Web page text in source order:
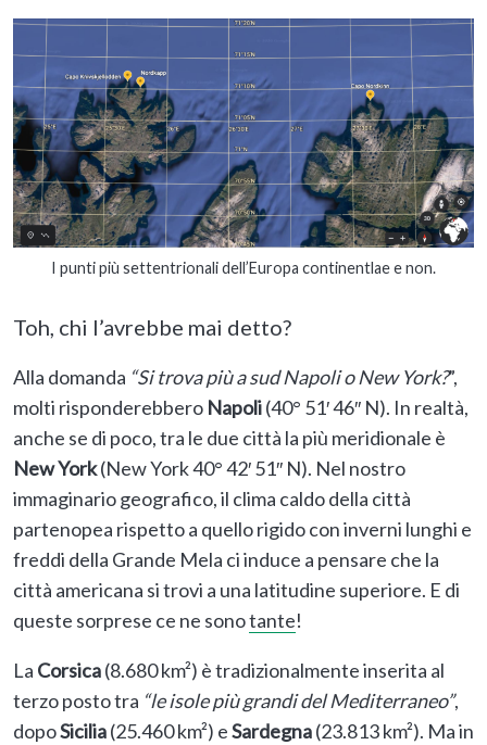
I punti più settentrionali dell’Europa continentlae e non.
Toh, chi l’avrebbe mai detto?
Alla domanda “Si trova più a sud Napoli o New York?”,
molti risponderebbero Napoli(40° 51′ 46″ N). In realtà,
anche se di poco, tra le due città la più meridionale è
New York(New York 40° 42′ 51″ N). Nel nostro
immaginario geografico, il clima caldo della città
partenopea rispetto a quello rigido con inverni lunghi e
freddi della Grande Mela ci induce a pensare che la
città americana si trovi a una latitudine superiore. E di
queste sorprese ce ne sonotante!
La Corsica(8.680 km²) è tradizionalmente inserita al
terzo posto tra “le isole più grandi del Mediterraneo”,
dopoSicilia(25.460 km²) eSardegna(23.813 km²). Ma in